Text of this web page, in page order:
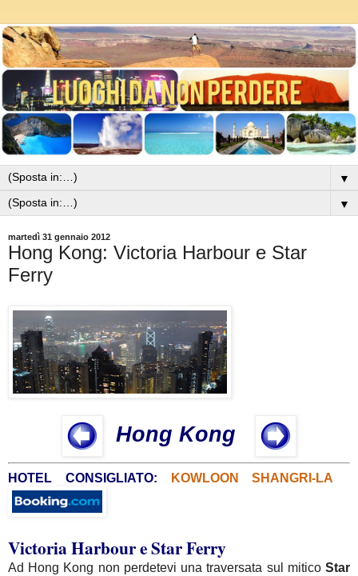
▼
▼
martedì 31 gennaio 2012
Hong Kong: Victoria Harbour e Star
Ferry
Hong Kong
HOTEL CONSIGLIATO: KOWLOON SHANGRI-LA
Victoria Harbour e Star Ferry
Ad Hong Kong non perdetevi una traversata sul mitico Star